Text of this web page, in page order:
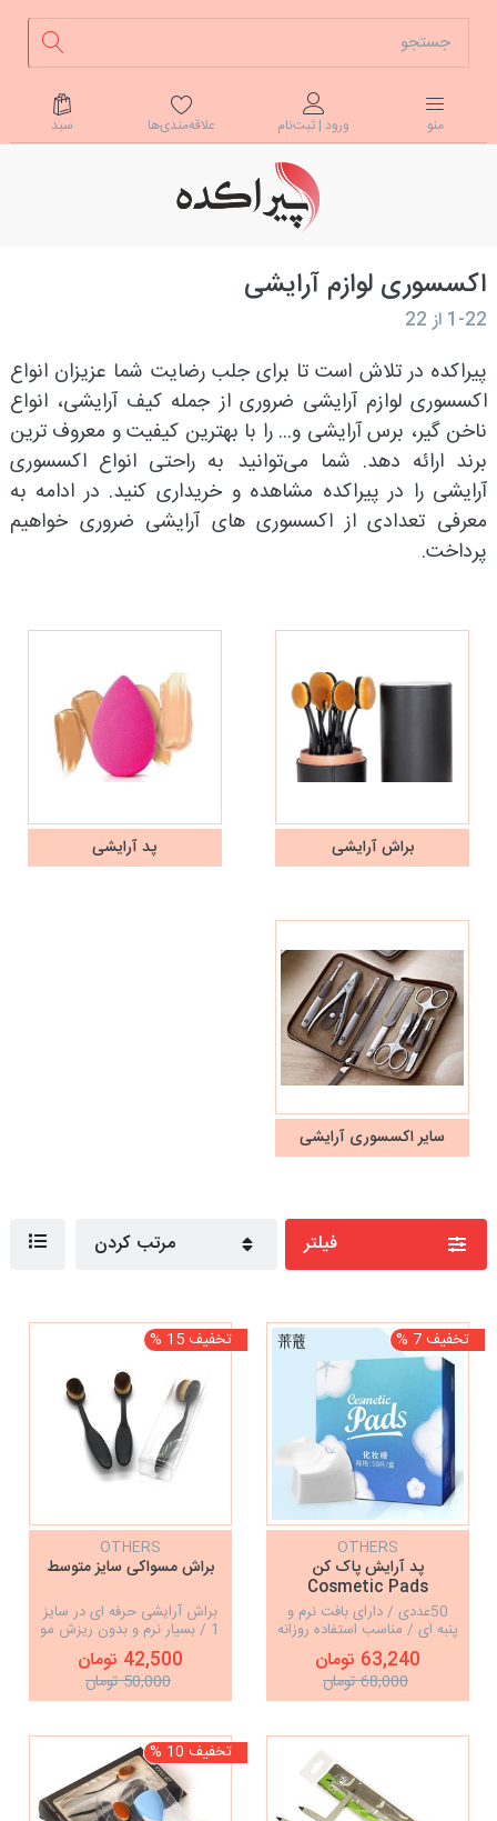
منو ورود | ثبت‌نام علاقه‌مندی‌ها سبد
اکسسوری لوازم آرایشی
1-22 از22
پیراکده در تلاش است تا برای جلب رضایت شما عزیزان انواع
اکسسوری لوازم آرایشی ضروری از جمله کیف آرایشی، انواع
ناخن گیر، برس آرایشی و... را با بهترین کیفیت و معروف ترین
برند ارائه دهد. شما می‌توانید به راحتی انواع اکسسوری
آرایشی را در پیراکده مشاهده و خریداری کنید. در ادامه به
معرفی تعدادی از اکسسوری های آرایشی ضروری خواهیم
پرداخت.
براش آرایشی پد آرایشی
سایر اکسسوری آرایشی
فیلتر مرتب کردن
تخفیف 7 %
OTHERS
پد آرایش پاک کن
Cosmetic Pads
50عددی / دارای بافت نرم و
پنبه ای / مناسب استفاده روزانه
/ مناسب انواع پوست ها
63,240 تومان
68,000 تومان
تخفیف 15 %
OTHERS
براش مسواکی سایز متوسط
براش آرایشی حرفه ای در سایز
1 / بسیار نرم و بدون ریزش مو
، تراکم بالا ، کیفیت عالی
42,500 تومان
50,000 تومان
تخفیف 10 %